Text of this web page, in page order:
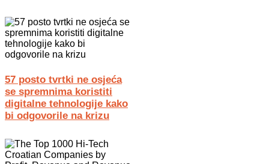
57 posto tvrtki ne osjeća
se spremnima koristiti
digitalne tehnologije kako
bi odgovorile na krizu